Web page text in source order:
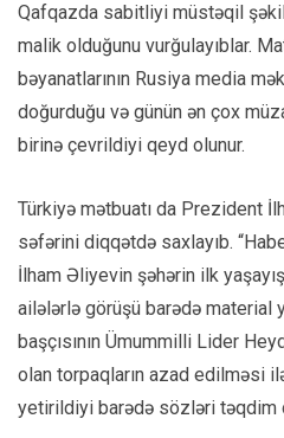
Qafqazda sabitliyi müstəqil
malik olduğunu vurğulayıblar.
bəyanatlarının Rusiya media
doğurduğu və günün ən çox
birinə çevrildiyi qeyd olunur.
Türkiyə mətbuatı da Prezident
səfərini diqqətdə saxlayıb.
İlham Əliyevin şəhərin ilk
ailələrlə görüşü barədə material
başçısının Ümummilli Lider
olan torpaqların azad edilməsi
yetirildiyi barədə sözləri təqdim